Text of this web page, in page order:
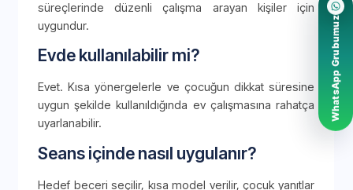
süreçlerinde düzenli çalışma arayan kişiler için
uygundur.
Evde kullanılabilir mi?
Evet. Kısa yönergelerle ve çocuğun dikkat süresine
uygun şekilde kullanıldığında ev çalışmasına rahatça
uyarlanabilir.
Seans içinde nasıl uygulanır?
Hedef beceri seçilir, kısa model verilir, çocuk yanıtlar
WhatsApp Grubumuz